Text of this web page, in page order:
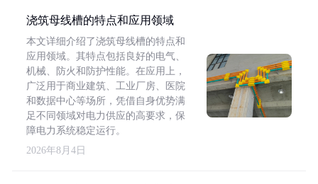
浇筑母线槽的特点和应用领域
本文详细介绍了浇筑母线槽的特点和
应用领域。其特点包括良好的电气、
机械、防火和防护性能。在应用上，
广泛用于商业建筑、工业厂房、医院
和数据中心等场所，凭借自身优势满
足不同领域对电力供应的高要求，保
障电力系统稳定运行。
2026年8月4日